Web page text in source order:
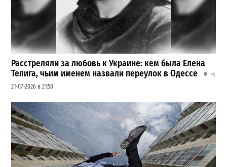
Расстреляли за любовь к Украине: кем была Елена
Телига, чьим именем назвали переулок в Одессе
13
21-07-2026 в 21:58